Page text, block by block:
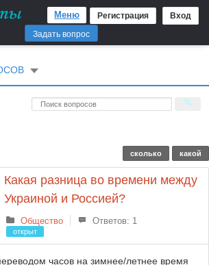
Регистрация Вход
Меню
Задать вопрос
сколько какой
Какая разница во времени между
Украиной и Россией?
Общество Ответов: 1
открыт
часов на зимнее/летнее время